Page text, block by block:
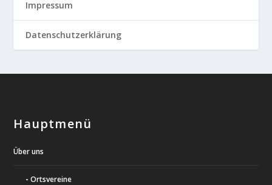
Impressum
Datenschutzerklärung
Hauptmenü
Über uns
Ortsvereine